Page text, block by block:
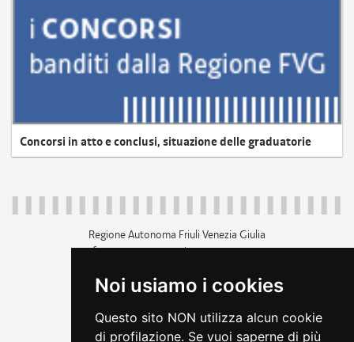
Noi usiamo i cookies
Questo sito NON utilizza alcun cookie
di profilazione. Se vuoi saperne di più
Concorsi in atto e conclusi, situazione delle graduatorie
Regione Autonoma Friuli Venezia Giulia
c.f. 80014930327; p.iva 00526040324
+39 040 3771111
amministrazione trasparente